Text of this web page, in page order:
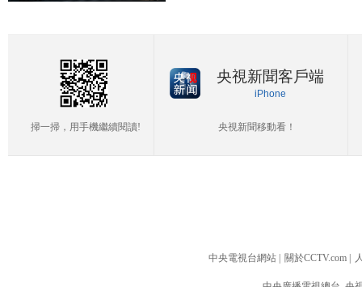
掃一掃，用手機繼續閱讀!
央視新聞客戶端
iPhone
央視新聞移動看！
中央電視台網站 關於CCTV.com